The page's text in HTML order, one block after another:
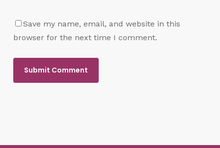
Save my name, email, and website in this
browser for the next time I comment.